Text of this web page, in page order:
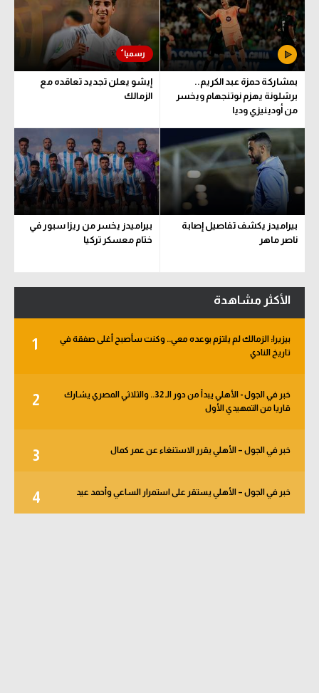
بمشاركة حمزة عبد الكريم..
برشلونة يهزم نوتنجهام ويخسر
من أودينيزي وديا
إيشو يعلن تجديد تعاقده مع
الزمالك
بيراميدز يكشف تفاصيل إصابة
ناصر ماهر
بيراميدز يخسر من ريزا سبور في
ختام معسكر تركيا
الأكثر مشاهدة
1
بيزيرا: الزمالك لم يلتزم بوعده معي.. وكنت سأصبح أغلى صفقة في
تاريخ النادي
2
خبر في الجول - الأهلي يبدأ من دور الـ 32.. والثلاثي المصري يشارك
قاريا من التمهيدي الأول
3 خبر في الجول – الأهلي يقرر الاستنغاء عن عمر كمال
4 خبر في الجول – الأهلي يستقر على استمرار الساعي وأحمد عيد